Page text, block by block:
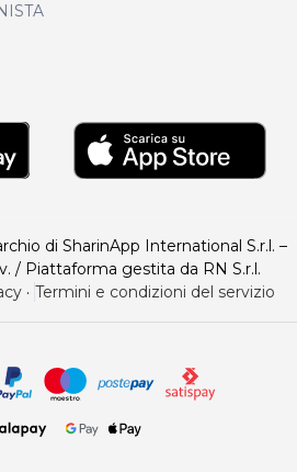
di SharinApp International S.r.l. –
/ Piattaforma gestita da RN S.r.l.
· Termini e condizioni del servizio